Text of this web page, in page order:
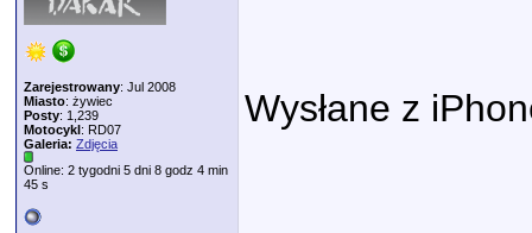
Zarejestrowany: Jul 2008
Miasto: żywiec
Posty: 1,239
Motocykl: RD07
Galeria: Zdjęcia
Online: 2 tygodni 5 dni 8 godz 4 min
45 s
Wysłane z